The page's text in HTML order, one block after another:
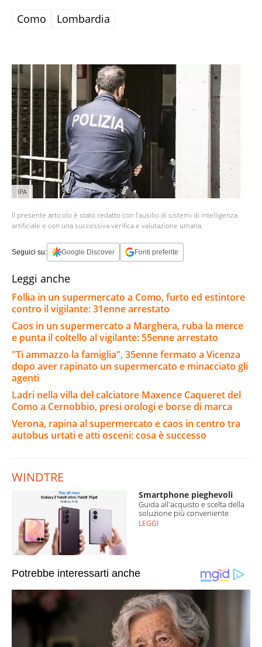
Como Lombardia
IPA
Il presente articolo è stato redatto con l’ausilio di sistemi di intelligenza
artificiale e con una successiva verifica e valutazione umana.
Seguici su: Google Discover Fonti preferite
Leggi anche
Follia in un supermercato a Como, furto ed estintore
contro il vigilante: 31enne arrestato
Caos in un supermercato a Marghera, ruba la merce
e punta il coltello al vigilante: 55enne arrestato
"Ti ammazzo la famiglia", 35enne fermato a Vicenza
dopo aver rapinato un supermercato e minacciato gli
agenti
Ladri nella villa del calciatore Maxence Caqueret del
Como a Cernobbio, presi orologi e borse di marca
Verona, rapina al supermercato e caos in centro tra
autobus urtati e atti osceni: cosa è successo
WINDTRE
Smartphone pieghevoli
Guida all'acquisto e scelta della
soluzione più conveniente
LEGGI